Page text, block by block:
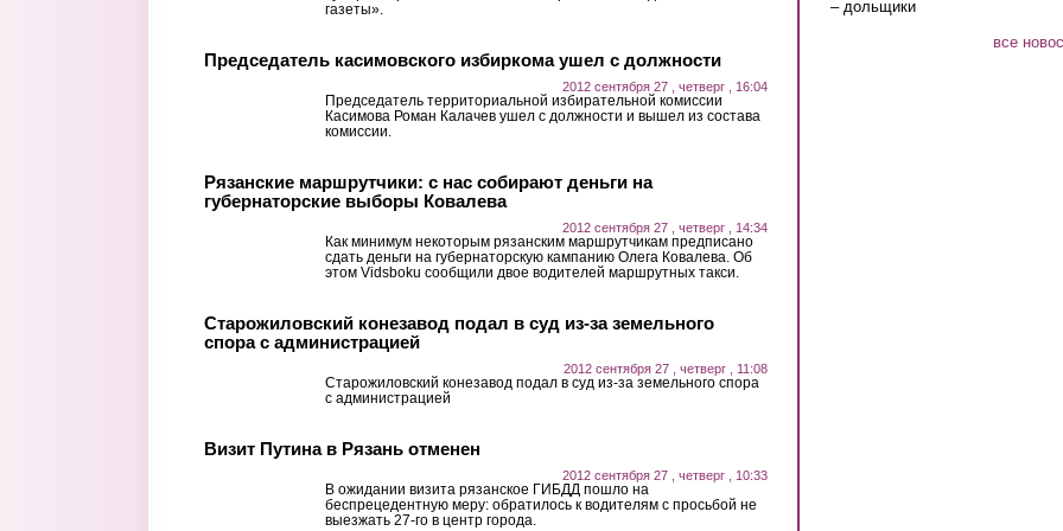
газеты».
Председатель касимовского избиркома ушел с должности
2012 сентября 27 , четверг , 16:04
Председатель территориальной избирательной комиссии
Касимова Роман Калачев ушел с должности и вышел из состава
комиссии.
Рязанские маршрутчики: с нас собирают деньги на
губернаторские выборы Ковалева
2012 сентября 27 , четверг , 14:34
Как минимум некоторым рязанским маршрутчикам предписано
сдать деньги на губернаторскую кампанию Олега Ковалева. Об
этом Vidsboku сообщили двое водителей маршрутных такси.
Старожиловский конезавод подал в суд из-за земельного
спора с администрацией
2012 сентября 27 , четверг , 11:08
Старожиловский конезавод подал в суд из-за земельного спора
с администрацией
Визит Путина в Рязань отменен
2012 сентября 27 , четверг , 10:33
В ожидании визита рязанское ГИБДД пошло на
беспрецедентную меру: обратилось к водителям с просьбой не
выезжать 27-го в центр города.
– дольщики
все